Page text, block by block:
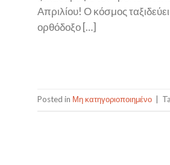
Απριλίου! Ο κόσμος
ορθόδοξο […]
Posted in Μη κατηγοριοποιημένο